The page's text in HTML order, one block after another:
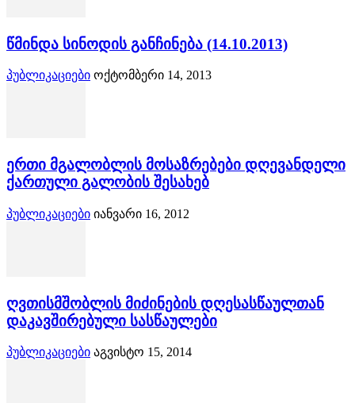
წმინდა სინოდის განჩინება (14.10.2013)
პუბლიკაციები ოქტომბერი 14, 2013
ერთი მგალობლის მოსაზრებები დღევანდელი
ქართული გალობის შესახებ
პუბლიკაციები იანვარი 16, 2012
ღვთისმშობლის მიძინების დღესასწაულთან
დაკავშირებული სასწაულები
პუბლიკაციები აგვისტო 15, 2014